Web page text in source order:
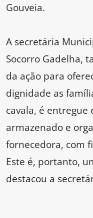
Gouveia.
A secretária
Socorro Gadelha,
da ação para
dignidade as
cavala, é entregue
armazenado e
fornecedora, com
Este é, portanto,
destacou a